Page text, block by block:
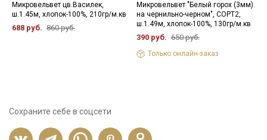
Микровельвет цв.Василек,
ш.1.45м, хлопок-100%, 210гр/м.кв
688 руб. 860 руб.
Микровельвет "Белый горох (3мм)
на чернильно-черном", СОРТ2,
ш.1.49м, хлопок-100%, 130гр/м.кв
390 руб. 650 руб.
Только онлайн-заказ
Сохраните себе в соцсети